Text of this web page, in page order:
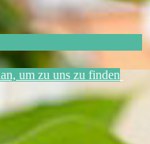
um zu uns zu finden